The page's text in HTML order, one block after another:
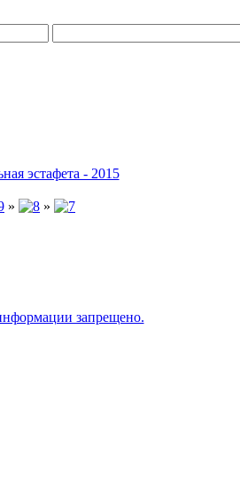
эстафета - 2015
»
»
запрещено.